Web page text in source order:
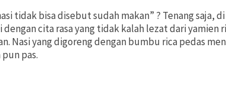
tidak bisa disebut sudah makan” ? Tenang saja,
cita rasa yang tidak kalah lezat dari yamien
Nasi yang digoreng dengan bumbu rica pedas
pas.